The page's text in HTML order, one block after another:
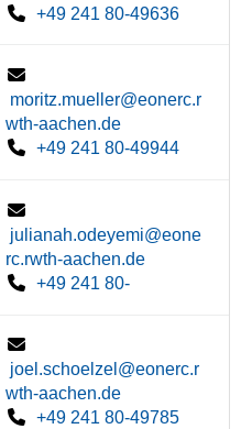
+49 241 80-49636
moritz.mueller@eonerc.r
wth-aachen.de
+49 241 80-49944
julianah.odeyemi@eone
rc.rwth-aachen.de
+49 241 80-
joel.schoelzel@eonerc.r
wth-aachen.de
+49 241 80-49785